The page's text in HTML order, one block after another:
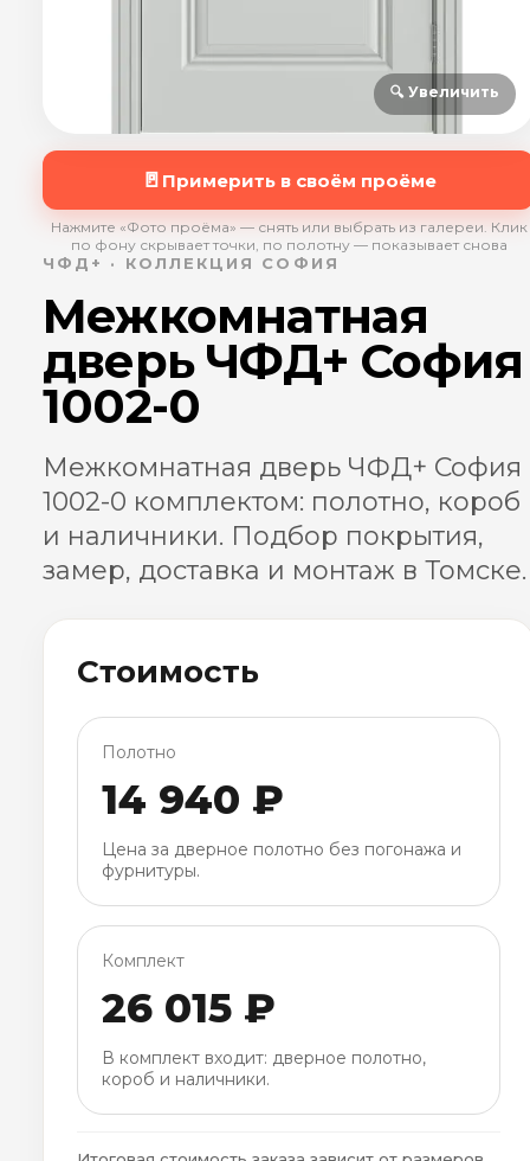
🔍 Увеличить
🚪 Примерить в своём проёме
Нажмите «Фото проёма» — снять или выбрать из галереи. Клик
по фону скрывает точки, по полотну — показывает снова
ЧФД+ · КОЛЛЕКЦИЯ СОФИЯ
Межкомнатная
дверь ЧФД+ София
1002-0
Межкомнатная дверь ЧФД+ София
1002-0 комплектом: полотно, короб
и наличники. Подбор покрытия,
замер, доставка и монтаж в Томске.
Стоимость
Полотно
14 940 ₽
Цена за дверное полотно без погонажа и
фурнитуры.
Комплект
26 015 ₽
В комплект входит: дверное полотно,
короб и наличники.